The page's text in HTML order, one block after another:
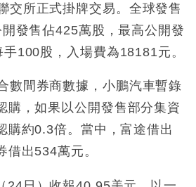
換帥 玩具「反」斗城亞洲CEO蔡德
元計價出口增近24%勝預期 貿易順
三度入市撐日圓 4月單日斥6.28萬億
交所正式掛牌交易。全球發售
發售佔425萬股，最高公開發
100股，入場費為18181元。
數間券商數據，小鵬汽車暫錄
購，如果以公開發售部分集資
購約0.3倍。當中，富途借出
借出534萬元。